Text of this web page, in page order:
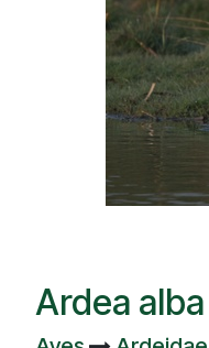
Ardea alba